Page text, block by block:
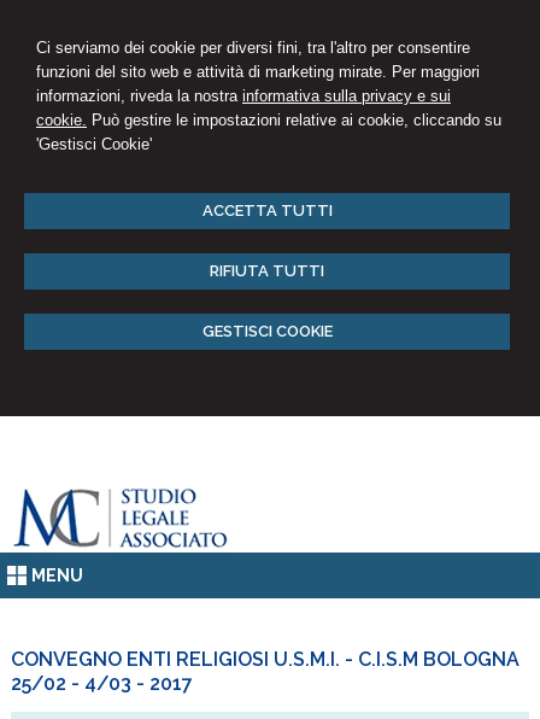
Ci serviamo dei cookie per diversi fini, tra l'altro per consentire
funzioni del sito web e attività di marketing mirate. Per maggiori
informazioni, riveda la nostra informativa sulla privacy e sui
cookie. Può gestire le impostazioni relative ai cookie, cliccando su
'Gestisci Cookie'
ACCETTA TUTTI
RIFIUTA TUTTI
GESTISCI COOKIE
MENU
CONVEGNO ENTI RELIGIOSI U.S.M.I. - C.I.S.M BOLOGNA
25/02 - 4/03 - 2017